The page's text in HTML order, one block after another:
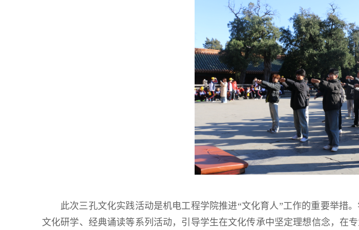
此次三孔文化实践活动是机电工程学院推进“文化育人”工作的重要举措
文化研学、经典诵读等系列活动，引导学生在文化传承中坚定理想信念，在